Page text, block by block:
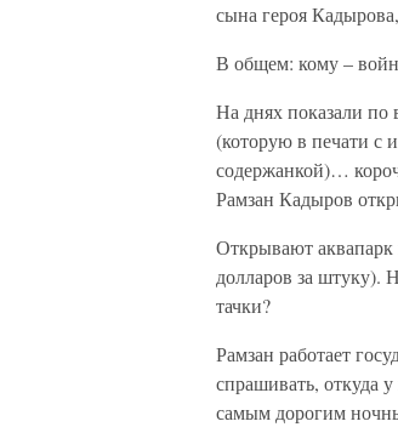
сына героя
В общем: кому –
На днях показали по
(которую в печати с
содержанкой)…
Рамзан Кадыров
Открывают
долларов за штуку).
тачки?
Рамзан работает
спрашивать, откуда
самым дорогим